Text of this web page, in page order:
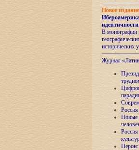
Новое
идентичности
В монографии
исторических
Журнал
Новые
Перон: